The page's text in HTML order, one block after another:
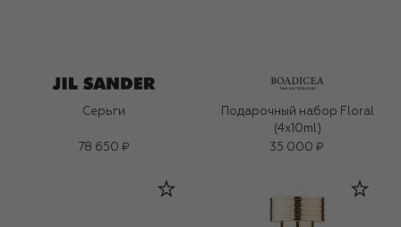
Серьги
78 650 ₽
Подарочный набор Floral
(4x10ml)
35 000 ₽